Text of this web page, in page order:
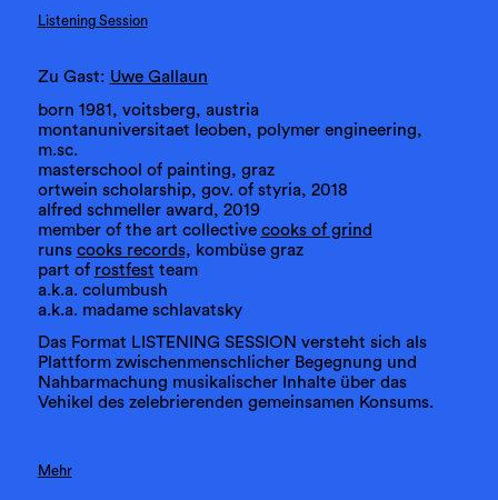
Listening Session
Zu Gast: Uwe Gallaun
born 1981, voitsberg, austria
montanuniversitaet leoben, polymer engineering,
m.sc.
masterschool of painting, graz
ortwein scholarship, gov. of styria, 2018
alfred schmeller award, 2019
member of the art collective cooks of grind
runs cooks records, kombüse graz
part of rostfest team
a.k.a. columbush
a.k.a. madame schlavatsky
Das Format LISTENING SESSION versteht sich als
Plattform zwischenmenschlicher Begegnung und
Nahbarmachung musikalischer Inhalte über das
Vehikel des zelebrierenden gemeinsamen Konsums.
Mehr